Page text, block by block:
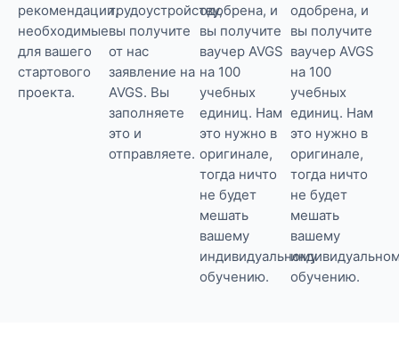
рекомендации,
необходимые
для вашего
стартового
проекта.
трудоустройству,
вы получите
от нас
заявление на
AVGS. Вы
заполняете
это и
отправляете.
одобрена, и
вы получите
ваучер AVGS
на 100
учебных
единиц. Нам
это нужно в
оригинале,
тогда ничто
не будет
мешать
вашему
индивидуальному
обучению.
одобрена, и
вы получите
ваучер AVGS
на 100
учебных
единиц. Нам
это нужно в
оригинале,
тогда ничто
не будет
мешать
вашему
обучению.